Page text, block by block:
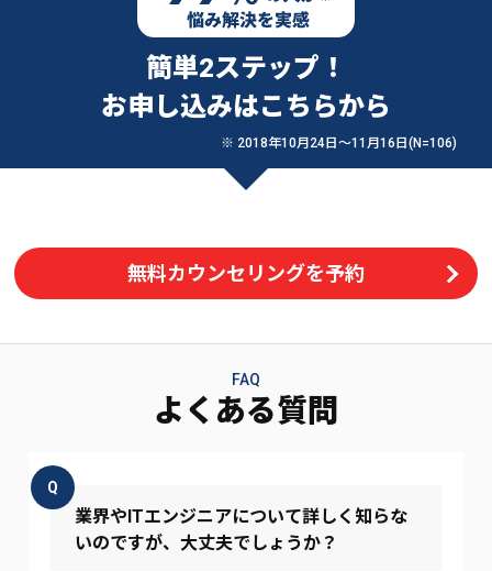
簡単2ステップ！
お申し込みはこちらから
※ 2018年10月24日〜11月16日(N=106)
無料カウンセリングを予約
FAQ
よくある質問
Q
業界やITエンジニアについて詳しく知らな
いのですが、大丈夫でしょうか？